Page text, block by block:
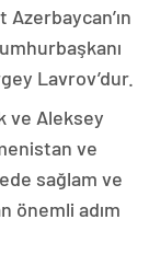
Lavrov’dur.
ve Aleksey
ve
sağlam ve
önemli adım